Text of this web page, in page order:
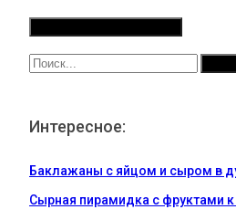
Интересное:
Баклажаны с яйцом и сыром в
Сырная пирамидка с фруктами к